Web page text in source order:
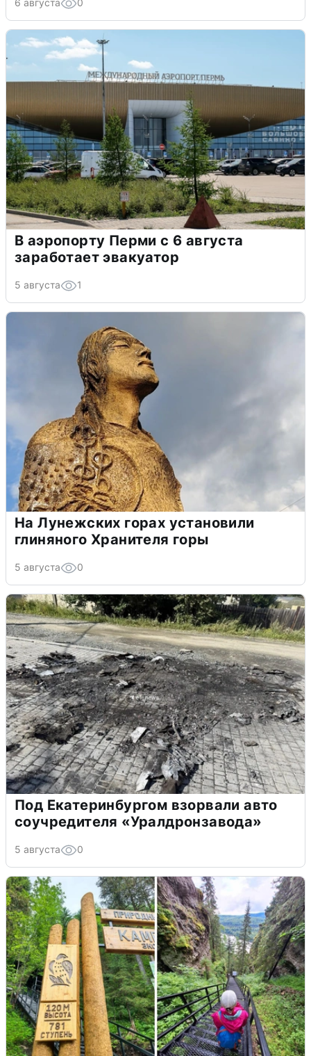
В аэропорту Перми с 6 августа
заработает эвакуатор
5 августа 1
На Лунежских горах установили
глиняного Хранителя горы
5 августа 0
Под Екатеринбургом взорвали авто
соучредителя «Уралдронзавода»
5 августа 0